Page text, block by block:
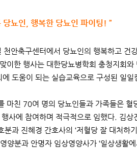
당뇨인, 행복한 당뇨인 파이팅! ”
안축구센터에서 당뇨인의 행복하고 건
이한 행사는 대한당뇨병학회 충청지회
도움이 되는 실습교육으로 구성된 일일
마친 70여 명의 당뇨인들과 가족들은
사에 참여하며 적극적으로 임했다. 김상
분과 진혜경 간호사의 ‘저혈당 잘 대처하
양분과 안명자 임상영양사가 ‘일상생활